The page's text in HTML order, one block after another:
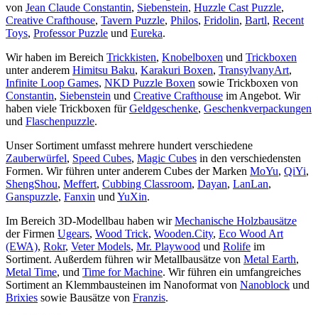
von Jean Claude Constantin, Siebenstein, Huzzle Cast Puzzle,
Creative Crafthouse, Tavern Puzzle, Philos, Fridolin, Bartl, Recent
Toys, Professor Puzzle und Eureka.
Wir haben im Bereich Trickkisten, Knobelboxen und Trickboxen
unter anderem Himitsu Baku, Karakuri Boxen, TransylvanyArt,
Infinite Loop Games, NKD Puzzle Boxen sowie Trickboxen von
Constantin, Siebenstein und Creative Crafthouse im Angebot. Wir
haben viele Trickboxen fürGeldgeschenke, Geschenkverpackungen
und Flaschenpuzzle.
Unser Sortiment umfasst mehrere hundert verschiedene
Zauberwürfel, Speed Cubes, Magic Cubes in den verschiedensten
Formen. Wir führen unter anderem Cubes der Marken MoYu, QiYi,
ShengShou, Meffert, Cubbing Classroom, Dayan, LanLan,
Ganspuzzle, Fanxin und YuXin.
Im Bereich 3D-Modellbau haben wirMechanische Holzbausätze
der Firmen Ugears, Wood Trick, Wooden.City, Eco Wood Art
(EWA), Rokr, Veter Models, Mr. Playwood und Rolife im
Sortiment. Außerdem führen wir Metallbausätze von Metal Earth,
Metal Time, und Time for Machine. Wir führen ein umfangreiches
Sortiment an Klemmbausteinen im Nanoformat von Nanoblock und
Brixies sowie Bausätze von Franzis.